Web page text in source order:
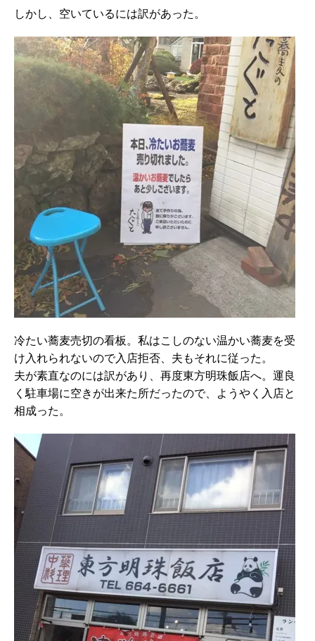
しかし、空いているには訳があった。
冷たい蕎麦売切の看板。私はこしのない温かい蕎麦を受
け入れられないので入店拒否、夫もそれに従った。
夫が素直なのには訳があり、再度東方明珠飯店へ。運良
く駐車場に空きが出来た所だったので、ようやく入店と
相成った。